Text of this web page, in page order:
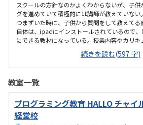
スクールの方針なのかよくわからないが、子
グを進めていて積極的には講師が教えていない
つまずいた時に、子供から質問をして教えて
自体は、ipadにインストールされているので
にできる教材になっている。授業内容やカリキ
ないので子供の話だが、積極的に講師が教えて
プログラミングで作ったものを発表すると聞い
いみたい。駅からは徒歩ですぐ来れる距離で
は路上駐車になります。駐輪スペースはあるの
なら行けると思います。奥の方まで覗いたこと
からないが、入り口や教室の内装は奇麗だと思
すい感じがします。ひとそれぞれになってしまい
続きを読む(597 字)
教室一覧
プログラミング教育 HALLO チャイ
経堂校